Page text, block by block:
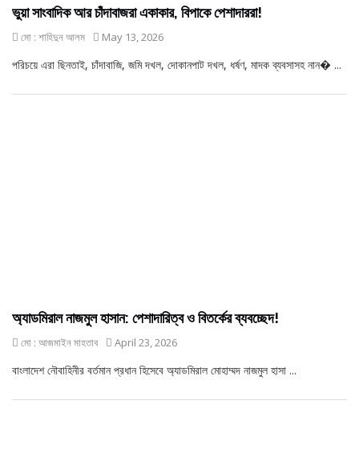
ভুয়া সাংবাদিক আর চাঁদাবাজরা একাকার, বিপাকে পেশাদাররা!
মো : শাহিদুন আলম May 13, 2026
পরিচয়ে এরা ছিনতাই, চাঁদাবাজি, জমি দখল, দোকানপাট দখল, ধর্ষণ, মাদক ব্যবসাসহ নান� ...
অ্যাডমিরাল নাজমুল হাসান: পেশাদারিত্ব ও বিতর্কের ব্যবচ্ছেদ!
মো : আজমাইন মাহতাব April 23, 2026
বাংলাদেশ নৌবাহিনীর বর্তমান প্রধান হিসেবে অ্যাডমিরাল মোহাম্মদ নাজমুল হাসা ...